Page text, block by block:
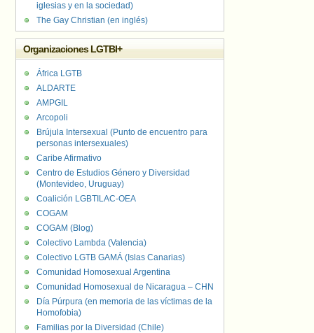
iglesias y en la sociedad)
The Gay Christian (en inglés)
Organizaciones LGTBI+
África LGTB
ALDARTE
AMPGIL
Arcopoli
Brújula Intersexual (Punto de encuentro para
personas intersexuales)
Caribe Afirmativo
Centro de Estudios Género y Diversidad
(Montevideo, Uruguay)
Coalición LGBTILAC-OEA
COGAM
COGAM (Blog)
Colectivo Lambda (Valencia)
Colectivo LGTB GAMÁ (Islas Canarias)
Comunidad Homosexual Argentina
Comunidad Homosexual de Nicaragua – CHN
Día Púrpura (en memoria de las víctimas de la
Homofobia)
Familias por la Diversidad (Chile)